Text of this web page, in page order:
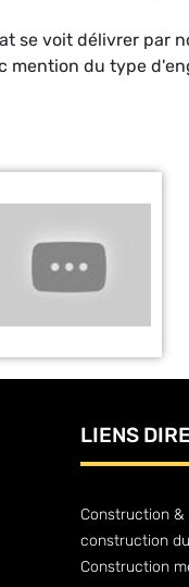
se voit délivrer par
mention du type
LIENS
Construction &
construction
Construction